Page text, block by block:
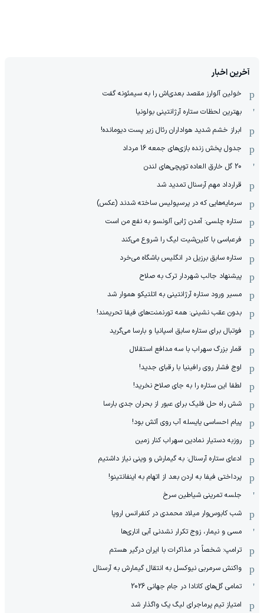
آخرین اخبار
خولین آلوارز مقصد بعدی‌اش را به سیمئونه گفت
بهترین لحظات ستاره آرژانتینی بولونیا
ابراز خشم شدید هواداران رئال زیر پست دیومانده!
جدول پخش زنده بازی‌های جمعه 16 مرداد
20 گل خارق العاده توپچی‌های لندن
قرارداد مهم آرسنال تمدید شد
سرمایه‌هایی که در پرسپولیس ساخته شدند (عکس)
ستاره چلسی: آمدن ژابی آلونسو به نفع من است
فرعباسی با کلین‌شیت لیگ را شروع می‌کند
ستاره سابق برزیل در انگلیس باشگاه می‌خرد
پیشنهاد جالب شهردار ترک به صلاح
مسیر ورود ستاره آرژانتینی به اتلتیکو هموار شد
بدون عقب نشینی: همه تورنمنت‌های فیفا تحریمند!
فوتبال برای ستاره سابق اسپانیا و بارسا می‌گرید
قمار بزرگ سهراب با سه مدافع استقلال
اوج فشار روی رافینیا با رقبای جدید!
لطفا این ستاره را به جای صلاح نخرید!
شش راه حل فلیک برای عبور از بحران جدی بارسا
پیام احساسی یایسله آب روی آتش بود!
روزبه دستیار نمادین سهراب کنار زمین
ادعای ستاره آرسنال: به گیمارش و وینی نیاز داشتیم
پرداختی فیفا به اردن بعد از اتهام به اینفانتینو!
جلسه تمرینی شیاطین سرخ
شب کابوس‌وار میلاد محمدی در کنفرانس اروپا
مسی و نیمار، زوج تکرار نشدنی آبی اناری‌ها
ترامپ: شخصاً در مذاکرات با ایران درگیر هستم
واکنش سرمربی نیوکسل به انتقال گیمارش به آرسنال
تمامی گل‌های کانادا در جام جهانی 2026
امتیاز تیم پرماجرای لیگ یک واگذار شد